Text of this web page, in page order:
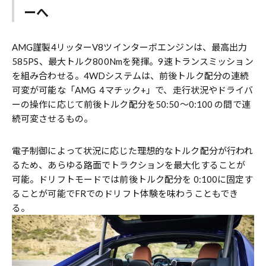
ーへ
AMG謹製4リッターV8ツインターボエンジンは、最高出力
585PS、最大トルク800Nmを発揮。9速トランスミッション
を組み合わせる。4WDシステムは、前後トルク配分の連続
可変が可能な「AMG 4マチック+」で、走行状況やドライバ
ーの操作に応じて前後トルク配分を50:50〜0:100 の間で連
続可変させるもの。
電子制御によって状況に応じた理想的なトルク配分が行われ
るため、あらゆる路面でトラクションを最大化することが
可能。ドリフトモードでは前後トルク配分を 0:100に固定す
ることが可能でFRでのドリフト体験を味わうこともでき
る。